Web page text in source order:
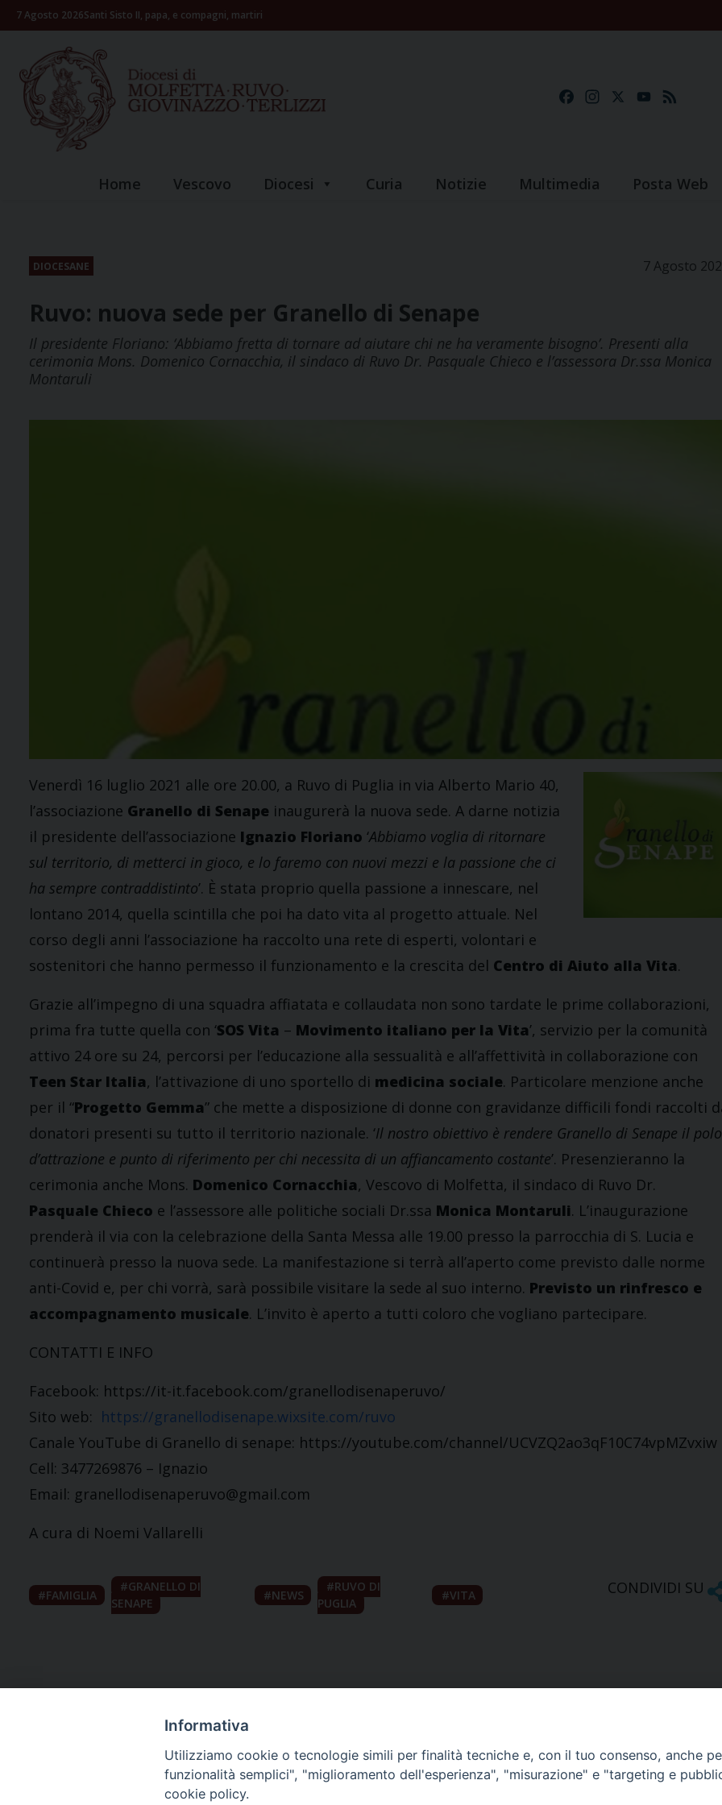
Skip7 Agosto 2026Santi Sisto II, papa, e compagni, martiri
FacebookInstagramYouTube
Home Vescovo Diocesi Curia Notizie Multimedia Posta Web
DIOCESANE 7 Agosto
Ruvo: nuova sede per Granello di Senape
Il presidente Floriano: ‘Abbiamo fretta di tornare ad aiutare chi ne ha veramente bisogno’. Presenti alla
cerimonia Mons. Domenico Cornacchia, il sindaco di Ruvo Dr. Pasquale Chieco e l’assessora Dr.ssa Monica
Montaruli
Venerdì 16 luglio 2021 alle ore 20.00, a Ruvo di Puglia in via Alberto Mario 40,
l’associazione Granello di Senape inaugurerà la nuova sede. A darne notizia
il presidente dell’associazione Ignazio Floriano ‘Abbiamo voglia di ritornare
sul territorio, di metterci in gioco, e lo faremo con nuovi mezzi e la passione che ci
ha sempre contraddistinto’. È stata proprio quella passione a innescare, nel
lontano 2014, quella scintilla che poi ha dato vita al progetto attuale. Nel
corso degli anni l’associazione ha raccolto una rete di esperti, volontari e
sostenitori che hanno permesso il funzionamento e la crescita del Centro di Aiuto alla Vita.
Grazie all’impegno di una squadra affiatata e collaudata non sono tardate le prime collaborazioni,
prima fra tutte quella con ‘SOS Vita – Movimento italiano per la Vita’, servizio per la comunità
attivo 24 ore su 24, percorsi per l’educazione alla sessualità e all’affettività in collaborazione con
Teen Star Italia, l’attivazione di uno sportello di medicina sociale. Particolare menzione anche
per il “Progetto Gemma” che mette a disposizione di donne con gravidanze difficili fondi raccolti
donatori presenti su tutto il territorio nazionale. ‘Il nostro obiettivo è rendere Granello di Senape il polo
d’attrazione e punto di riferimento per chi necessita di un affiancamento costante’. Presenzieranno la
cerimonia anche Mons. Domenico Cornacchia, Vescovo di Molfetta, il sindaco di Ruvo Dr.
Pasquale Chieco e l’assessore alle politiche sociali Dr.ssa Monica Montaruli. L’inaugurazione
prenderà il via con la celebrazione della Santa Messa alle 19.00 presso la parrocchia di S. Lucia e
continuerà presso la nuova sede. La manifestazione si terrà all’aperto come previsto dalle norme
anti-Covid e, per chi vorrà, sarà possibile visitare la sede al suo interno. Previsto un rinfresco e
accompagnamento musicale. L’invito è aperto a tutti coloro che vogliano partecipare.
CONTATTI E INFO
Facebook: https://it-it.facebook.com/granellodisenaperuvo/
Sito web: https://granellodisenape.wixsite.com/ruvo
Canale YouTube di Granello di senape: https://youtube.com/channel/UCVZQ2ao3qF10C74vpMZvxiw
Cell: 3477269876 – Ignazio
Email: granellodisenaperuvo@gmail.com
A cura di Noemi Vallarelli
FAMIGLIA
GRANELLO DI
SENAPE
NEWS
RUVO DI
PUGLIA
VITA CONDIVIDI SU
Informativa
Utilizziamo cookie o tecnologie simili per finalità tecniche e, con il tuo consenso, anche
funzionalità semplici", "miglioramento dell'esperienza", "misurazione" e "targeting e
cookie policy.